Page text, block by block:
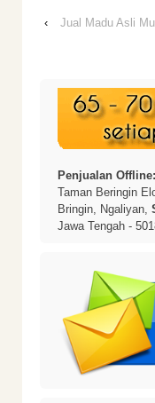
‹
Jual Madu Asli
Penjualan Offline:
Taman Beringin
Bringin, Ngaliyan,
Jawa Tengah -